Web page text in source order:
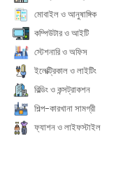
মোবাইল ও আনুষাঙ্গিক
কম্পিউটার ও আইটি
স্টেশনারি ও অফিস
ইলেক্ট্রিকাল ও লাইটিং
বিল্ডিং ও কন্সট্রাকশন
শিল্প-কারখানা সামগ্রী
ফ্যাশন ও লাইফস্টাইল